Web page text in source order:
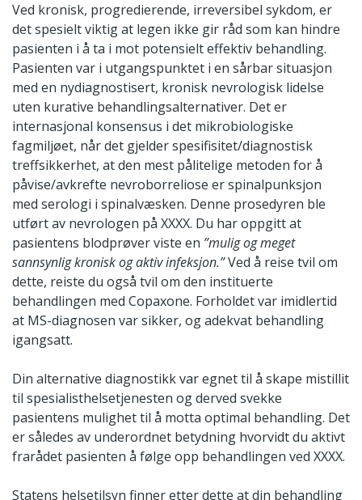
Ved kronisk, progredierende, irreversibel sykdom, er
det spesielt viktig at legen ikke gir råd som kan hindre
pasienten i å ta i mot potensielt effektiv behandling.
Pasienten var i utgangspunktet i en sårbar situasjon
med en nydiagnostisert, kronisk nevrologisk lidelse
uten kurative behandlingsalternativer. Det er
internasjonal konsensus i det mikrobiologiske
fagmiljøet, når det gjelder spesifisitet/diagnostisk
treffsikkerhet, at den mest pålitelige metoden for å
påvise/avkrefte nevroborreliose er spinalpunksjon
med serologi i spinalvæsken. Denne prosedyren ble
utført av nevrologen på XXXX. Du har oppgitt at
pasientens blodprøver viste en ”mulig og meget
sannsynlig kronisk og aktiv infeksjon.”Ved å reise tvil om
dette, reiste du også tvil om den instituerte
behandlingen med Copaxone. Forholdet var imidlertid
at MS-diagnosen var sikker, og adekvat behandling
igangsatt.
Din alternative diagnostikk var egnet til å skape mistillit
til spesialisthelsetjenesten og derved svekke
pasientens mulighet til å motta optimal behandling. Det
er således av underordnet betydning hvorvidt du aktivt
frarådet pasienten å følge opp behandlingen ved XXXX.
Statens helsetilsyn finner etter dette at din behandling